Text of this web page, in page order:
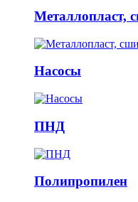
Металлопласт,
Насосы
ПНД
Полипропилен